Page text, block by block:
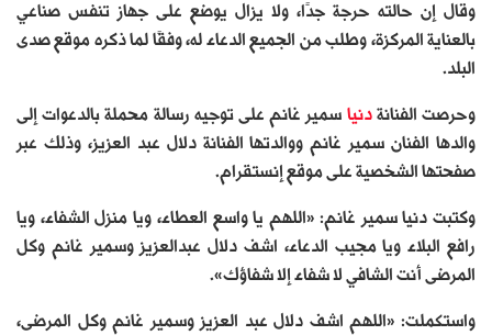
وقال إن حالته حرجة جدًا، ولا يزال يوضع على جهاز تنفس صناعي
بالعناية المركزة، وطلب من الجميع الدعاء له، وفقًا لما ذكره موقع صدى
البلد.
وحرصت الفنانةدنيا سمير غانم على توجيه رسالة محملة بالدعوات إلى
والدها الفنان سمير غانم ووالدتها الفنانة دلال عبد العزيز، وذلك عبر
صفحتها الشخصية على موقع إنستقرام.
وكتبت دنيا سمير غانم: «اللهم يا واسع العطاء، ويا منزل الشفاء، ويا
رافع البلاء ويا مجيب الدعاء، اشف دلال عبدالعزيز وسمير غانم وكل
المرضى أنت الشافي لا شفاء إلا شفاؤك».
واستكملت: «اللهم اشف دلال عبد العزيز وسمير غانم وكل المرضى،